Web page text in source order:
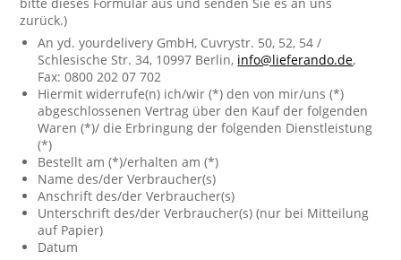
zurück.)
An yd. yourdelivery GmbH, Cuvrystr. 50, 52, 54 /
Schlesische Str. 34, 10997 Berlin, info@lieferando.de,
Fax: 0800 202 07 702
Hiermit widerrufe(n) ich/wir (*) den von mir/uns (*)
abgeschlossenen Vertrag über den Kauf der folgenden
Waren (*)/ die Erbringung der folgenden Dienstleistung
(*)
Bestellt am (*)/erhalten am (*)
Name des/der Verbraucher(s)
Anschrift des/der Verbraucher(s)
Unterschrift des/der Verbraucher(s) (nur bei Mitteilung
auf Papier)
Datum